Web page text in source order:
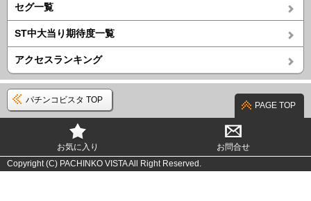
セグ一覧
ST中大当り期待度一覧
アクセスランキング
パチンコビスタ TOP
PAGE TOP
お気に入り
お問合せ
Copyright (C) PACHINKO VISTA All Right Reserved.